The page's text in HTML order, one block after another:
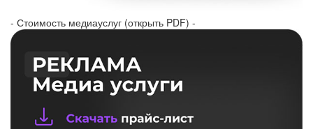
- Стоимость медиауслуг (открыть PDF) -